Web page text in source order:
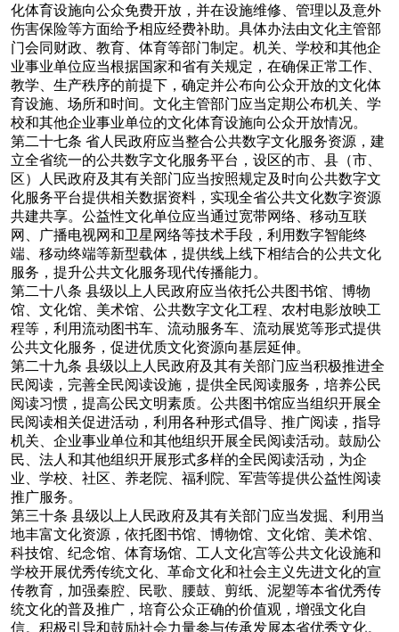
化体育设施向公众免费开放，并在设施维修、管理以及意外
伤害保险等方面给予相应经费补助。具体办法由文化主管部
门会同财政、教育、体育等部门制定。机关、学校和其他企
业事业单位应当根据国家和省有关规定，在确保正常工作、
教学、生产秩序的前提下，确定并公布向公众开放的文化体
育设施、场所和时间。文化主管部门应当定期公布机关、学
校和其他企业事业单位的文化体育设施向公众开放情况。
第二十七条 省人民政府应当整合公共数字文化服务资源，建
立全省统一的公共数字文化服务平台，设区的市、县（市、
区）人民政府及其有关部门应当按照规定及时向公共数字文
化服务平台提供相关数据资料，实现全省公共文化数字资源
共建共享。公益性文化单位应当通过宽带网络、移动互联
网、广播电视网和卫星网络等技术手段，利用数字智能终
端、移动终端等新型载体，提供线上线下相结合的公共文化
服务，提升公共文化服务现代传播能力。
第二十八条 县级以上人民政府应当依托公共图书馆、博物
馆、文化馆、美术馆、公共数字文化工程、农村电影放映工
程等，利用流动图书车、流动服务车、流动展览等形式提供
公共文化服务，促进优质文化资源向基层延伸。
第二十九条 县级以上人民政府及其有关部门应当积极推进全
民阅读，完善全民阅读设施，提供全民阅读服务，培养公民
阅读习惯，提高公民文明素质。公共图书馆应当组织开展全
民阅读相关促进活动，利用各种形式倡导、推广阅读，指导
机关、企业事业单位和其他组织开展全民阅读活动。鼓励公
民、法人和其他组织开展形式多样的全民阅读活动，为企
业、学校、社区、养老院、福利院、军营等提供公益性阅读
推广服务。
第三十条 县级以上人民政府及其有关部门应当发掘、利用当
地丰富文化资源，依托图书馆、博物馆、文化馆、美术馆、
科技馆、纪念馆、体育场馆、工人文化宫等公共文化设施和
学校开展优秀传统文化、革命文化和社会主义先进文化的宣
传教育，加强秦腔、民歌、腰鼓、剪纸、泥塑等本省优秀传
统文化的普及推广，培育公众正确的价值观，增强文化自
信。积极引导和鼓励社会力量参与传承发展本省优秀文化。